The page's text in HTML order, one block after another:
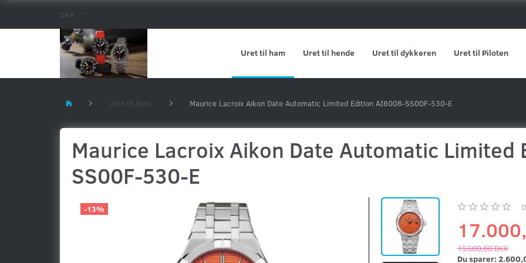
DKK
Uret til ham Uret til hende Uret til dykkeren Uret til Piloten
Uret til ham Maurice Lacroix Aikon Date Automatic Limited Edition AI6008-SS00F-530-E
Maurice Lacroix Aikon Date Automatic
SS00F-530-E
-13% 0
19.600,00 DKK
Du sparer: